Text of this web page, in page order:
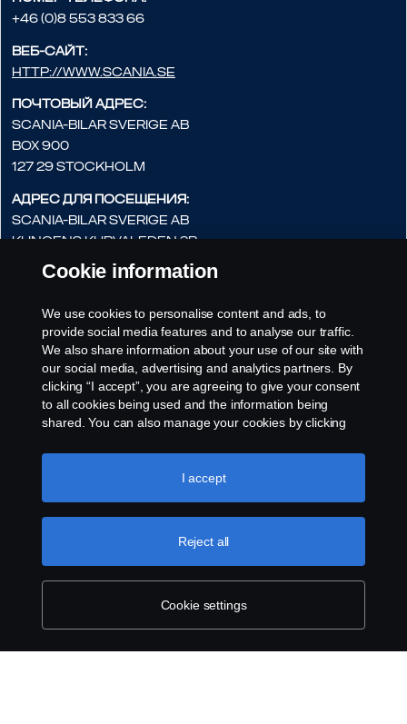
+46 (0)8 553 833 66
Веб-сайт:
http://www.scania.se
Почтовый адрес:
Scania-Bilar Sverige AB
Box 900
127 29 Stockholm
Адрес для посещения:
Scania-Bilar Sverige AB
Kungens Kurvaleden 3B
141 75 Kungens Kurva
pabyggarsupport.scaniasverige
@scania.com
Cookie information
We use cookies to personalise content and ads, to
provide social media features and to analyse our traffic.
We also share information about your use of our site with
our social media, advertising and analytics partners. By
clicking “I accept”, you are agreeing to give your consent
to all cookies being used and the information being
shared. You can also manage your cookies by clicking
like to accept. For a more detailed explanation of how we
use cookies, please visit our cookies section, which you
Cookie settings
Reject all
I accept